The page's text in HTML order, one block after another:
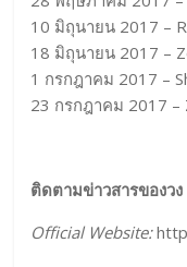
10 มิถุนายน 2017 –
18 มิถุนายน 2017 –
1 กรกฎาคม 2017 –
23 กรกฎาคม 2017 –
ติดตามข่าวสารของว
Official Website: